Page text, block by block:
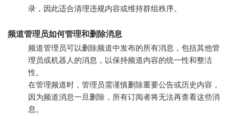
录，因此适合清理违规内容或维持群组秩序。
频道管理员如何管理和删除消息
频道管理员可以删除频道中发布的所有消息，包括其他管
理员或机器人的消息，以保持频道内容的统一性和整洁
性。
在管理频道时，管理员需谨慎删除重要公告或历史内容，
因为频道消息一旦删除，所有订阅者将无法再查看这些消
息。